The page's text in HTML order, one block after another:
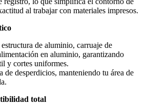
al trabajar con materiales impresos.
de aluminio, carruaje de
en aluminio, garantizando
y cortes uniformes.
de desperdicios, manteniendo tu área de
total